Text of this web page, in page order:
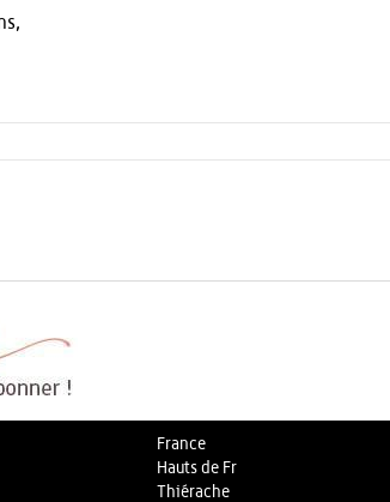
France
Hauts de Fr
Thiérache